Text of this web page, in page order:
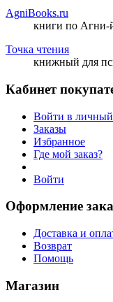
AgniBooks.ru
книги по Агни-
Точка чтения
книжный для
Кабинет
Войти в личный
Заказы
Избранное
Где мой заказ?
Войти
Оформление
Доставка и
Возврат
Помощь
Магазин